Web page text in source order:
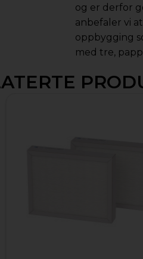
og er derfor
anbefaler vi
oppbygging
med tre,